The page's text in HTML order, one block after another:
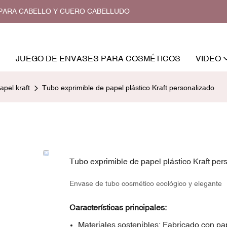
CABELLO Y CUERO CABELLUDO
JUEGO DE ENVASES PARA COSMÉTICOS VIDEO
kraft Tubo exprimible de papel plástico Kraft personalizado
Tubo exprimible de papel plástico Kraft
Envase de tubo cosmético ecológico y elegante
Características principales:
Materiales sostenibles: Fabricado con